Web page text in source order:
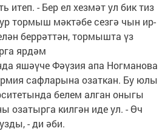
итеп. - Бер ел хезмәт ул бик тиз
тормыш мәктәбе сезгә чын ир-
беррәттән, тормышта үз
ярдәм
яшәүче Фәүзия апа Ногманова
сафларына озаткан. Бу юлы
белем алган оныгы
озатырга килгән иде ул. - Өч
- ди әби.